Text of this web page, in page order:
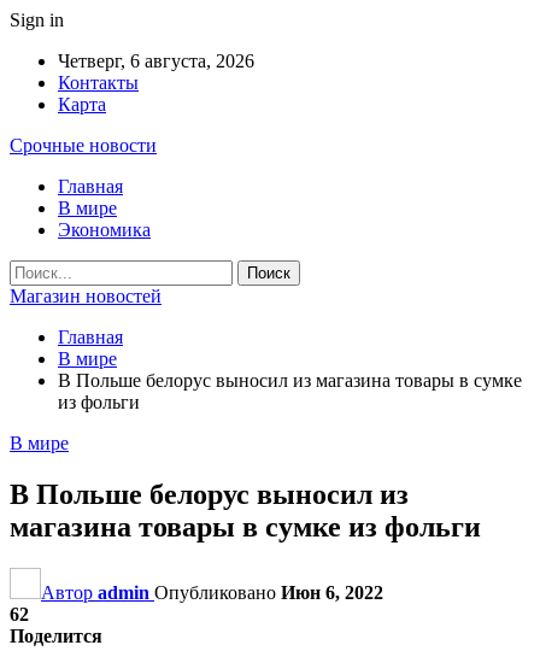
Sign in
Четверг, 6 августа, 2026
Контакты
Карта
Срочные новости
Главная
В мире
Экономика
Магазин новостей
Главная
В мире
В Польше белорус выносил из магазина товары в сумке
из фольги
В мире
В Польше белорус выносил из
магазина товары в сумке из фольги
Автор admin Опубликовано Июн 6, 2022
62
Поделится